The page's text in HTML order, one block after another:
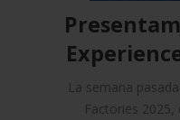
en
La semana
Factories